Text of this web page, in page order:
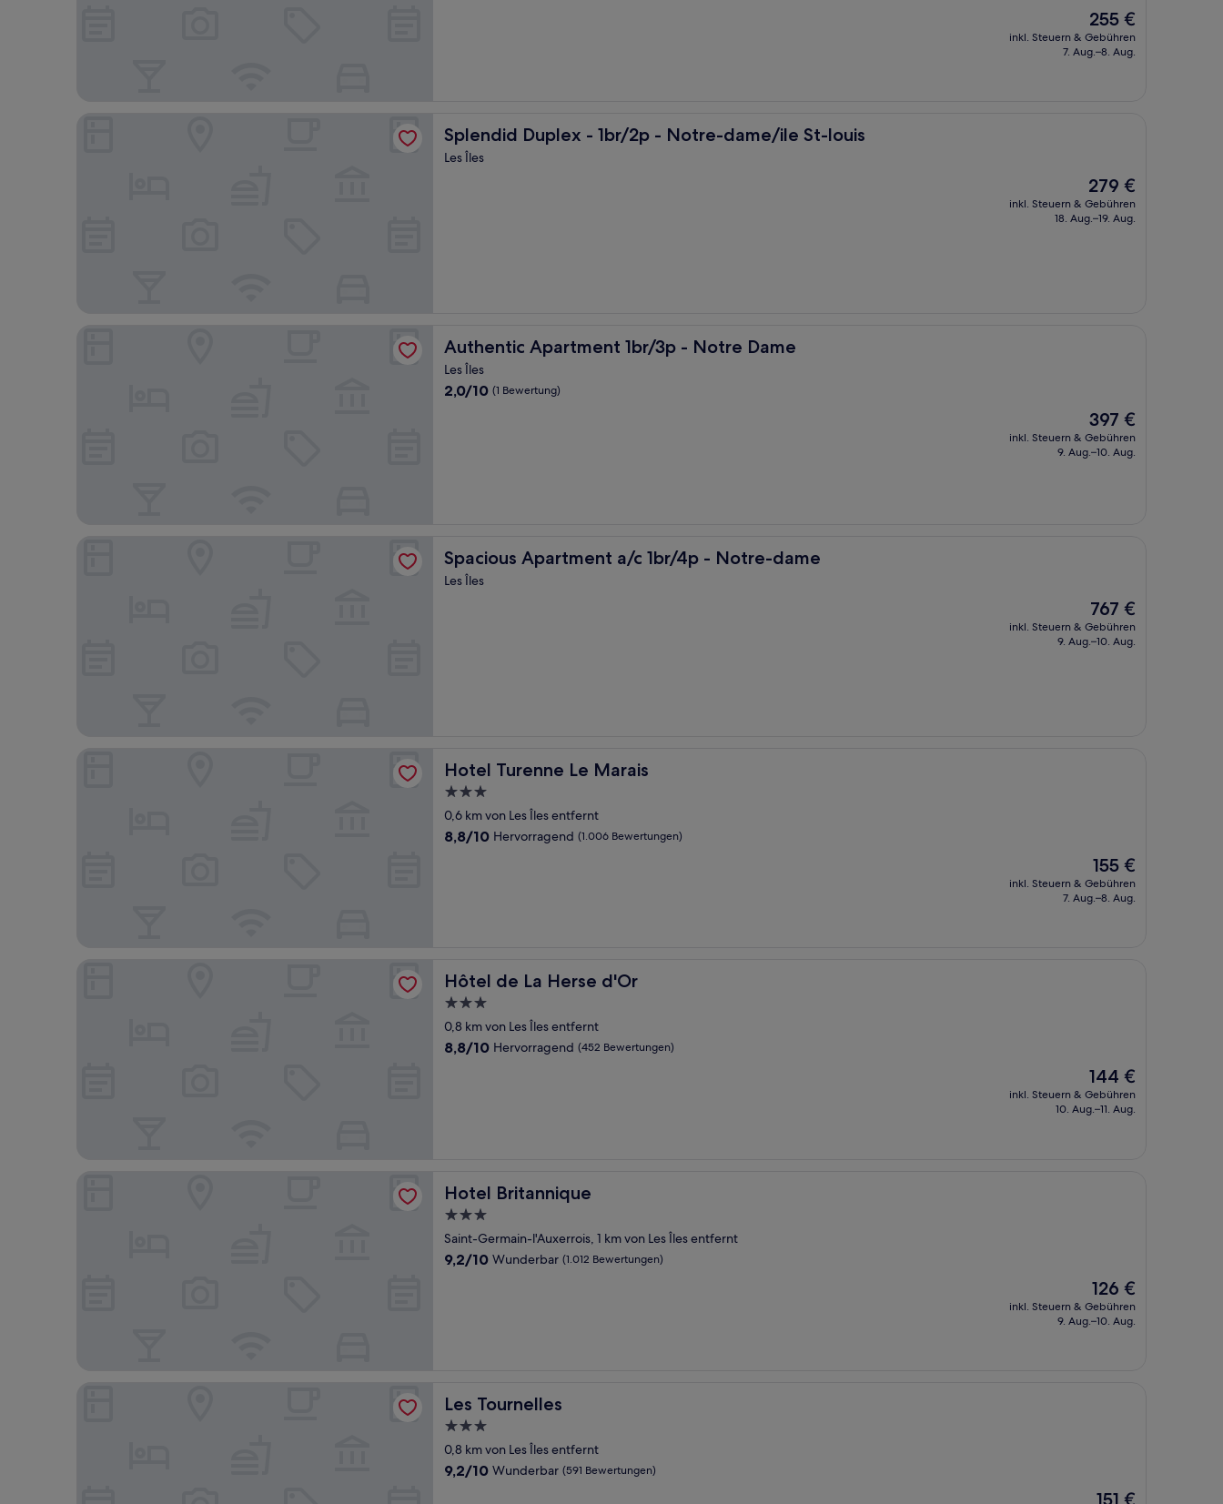
Der
Preis
beträgt
255 €
inkl. Steuern & Gebühren
7. Aug.–8. Aug.
Splendid Duplex - 1br/2p - Notre-dame/ile St-louis
Splendid Duplex - 1br/2p - Notre-dame/ile St-louis
Les Îles
Der
Preis
beträgt
279 €
inkl. Steuern & Gebühren
18. Aug.–19. Aug.
Splendid Duplex - 1br/2p - Notre-dame/ile St-louis
Authentic Apartment 1br/3p - Notre Dame
Authentic Apartment 1br/3p - Notre Dame
Les Îles
2.0
2,0/10 (1 Bewertung)
Der
Preis
beträgt
397 €
inkl. Steuern & Gebühren
9. Aug.–10. Aug.
Authentic Apartment 1br/3p - Notre Dame
Spacious Apartment a/c 1br/4p - Notre-dame
Spacious Apartment a/c 1br/4p - Notre-dame
Les Îles
Der
Preis
beträgt
767 €
inkl. Steuern & Gebühren
9. Aug.–10. Aug.
Hotel Turenne Le Marais
Hotel Turenne Le Marais
3.0-
Sterne-
Unterkunft
0,6 km von Les Îles entfernt
8.8
8,8/10 Hervorragend (1.006 Bewertungen)
Der
Preis
beträgt
155 €
inkl. Steuern & Gebühren
7. Aug.–8. Aug.
Hotel Turenne Le Marais
Hôtel de La Herse d'Or
Hôtel de La Herse d'Or
3.0-
Sterne-
Unterkunft
0,8 km von Les Îles entfernt
8.8
8,8/10 Hervorragend (452 Bewertungen)
Der
Preis
beträgt
144 €
inkl. Steuern & Gebühren
10. Aug.–11. Aug.
Hotel Britannique
Hotel Britannique
3.0-
Sterne-
Unterkunft
Saint-Germain-l'Auxerrois, 1 km von Les Îles entfernt
9.2
9,2/10 Wunderbar (1.012 Bewertungen)
Der
Preis
beträgt
126 €
inkl. Steuern & Gebühren
9. Aug.–10. Aug.
Hotel Britannique
Les Tournelles
Les Tournelles
3.0-
Sterne-
Unterkunft
0,8 km von Les Îles entfernt
9.2
9,2/10 Wunderbar (591 Bewertungen)
Der
151 €